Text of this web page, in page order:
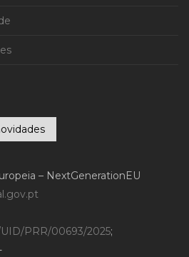
– NextGenerationEU
PRR/00693/2025;